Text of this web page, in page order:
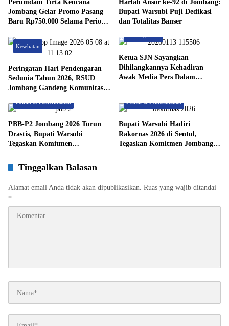
Perumdam Tirta Kencana
Jombang Gelar Promo Pasang
Baru Rp750.000 Selama Periode
Harlah Ansor ke-92 di Jombang:
Bupati Warsubi Puji Dedikasi
dan Totalitas Banser
Kesehatan
Peringatan Hari Pendengaran
Sedunia Tahun 2026, RSUD
Jombang Gandeng Komunitas
Uncategorized
Ketua SJN Sayangkan
Dihilangkannya Kehadiran
Awak Media Pers Dalam
Informasi Dipertanyakan
Politik & Pemerintahan
PBB-P2 Jombang 2026 Turun
Drastis, Bupati Warsubi
Tegaskan Komitmen
Politik & Pemerintahan
Bupati Warsubi Hadiri
Rakornas 2026 di Sentul,
Tegaskan Komitmen Jombang
Tinggalkan Balasan
Alamat email Anda tidak akan dipublikasikan. Ruas yang wajib ditandai
*